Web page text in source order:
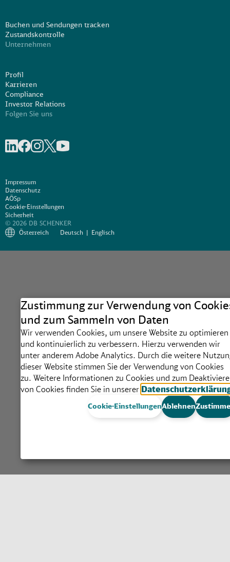
Zustimmung zur Verwendung von
und zum Sammeln von Daten
Wir verwenden Cookies, um unsere Website zu optimieren
und kontinuierlich zu verbessern. Hierzu verwenden wir
unter anderem Adobe Analytics. Durch die weitere
dieser Website stimmen Sie der Verwendung von Cookies
zu. Weitere Informationen zu Cookies und zum
von Cookies finden Sie in unserer
Cookie-EinstellungenAblehnen
Buchen und Sendungen tracken
Zustandskontrolle
Unternehmen
Profil
Karrieren
Compliance
Investor Relations
Folgen Sie uns
Impressum
Datenschutz
AÖSp
Cookie-Einstellungen
Sicherheit
© 2026 DB SCHENKER
Österreich
Deutsch Englisch